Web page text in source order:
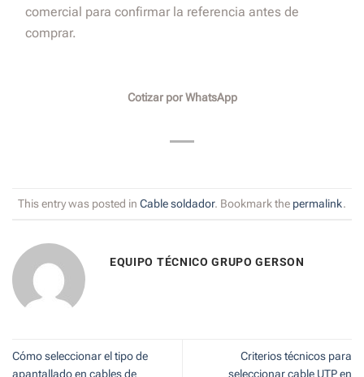
comercial para confirmar la referencia antes de
comprar.
Cotizar por WhatsApp
This entry was posted in Cable soldador. Bookmark the permalink.
EQUIPO TÉCNICO GRUPO GERSON
Cómo seleccionar el tipo de
apantallado en cables de
Criterios técnicos para
seleccionar cable UTP en